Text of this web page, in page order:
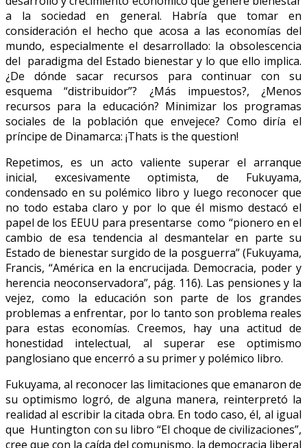
a la sociedad en general. Habría que tomar en
consideración el hecho que acosa a las economías del
mundo, especialmente el desarrollado: la obsolescencia
del paradigma del Estado bienestar y lo que ello implica.
¿De dónde sacar recursos para continuar con su
esquema “distribuidor”? ¿Más impuestos?, ¿Menos
recursos para la educación? Minimizar los programas
sociales de la población que envejece? Como diría el
príncipe de Dinamarca: ¡Thats is the question!
Repetimos, es un acto valiente superar el arranque
inicial, excesivamente optimista, de Fukuyama,
condensado en su polémico libro y luego reconocer que
no todo estaba claro y por lo que él mismo destacó el
papel de los EEUU para presentarse como “pionero en el
cambio de esa tendencia al desmantelar en parte su
Estado de bienestar surgido de la posguerra” (Fukuyama,
Francis, “América en la encrucijada. Democracia, poder y
herencia neoconservadora”, pág. 116). Las pensiones y la
vejez, como la educación son parte de los grandes
problemas a enfrentar, por lo tanto son problema reales
para estas economías. Creemos, hay una actitud de
honestidad intelectual, al superar ese optimismo
panglosiano que encerró a su primer y polémico libro.
Fukuyama, al reconocer las limitaciones que emanaron de
su optimismo logró, de alguna manera, reinterpretó la
realidad al escribir la citada obra. En todo caso, él, al igual
que Huntington con su libro “El choque de civilizaciones”,
cree que con la caída del comunismo, la democracia liberal